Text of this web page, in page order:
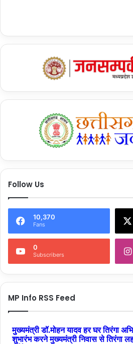
Follow Us
10,370
Fans
0
Subscribers
MP Info RSS Feed